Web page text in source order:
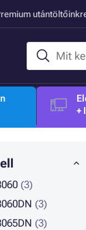
+
(3)
(3)
(3)